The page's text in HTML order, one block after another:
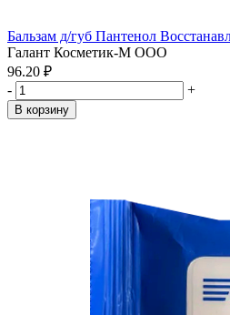
Бальзам д/губ Пантенол
Галант Косметик-М ООО
96.20 ₽
-
+
В корзину